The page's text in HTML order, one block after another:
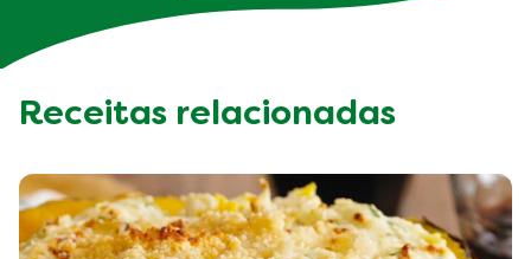
Receitas relacionadas